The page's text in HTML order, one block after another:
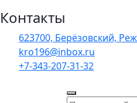
Контакты
623700, Берёзовский,
kro196@inbox.ru
+7-343-207-31-32